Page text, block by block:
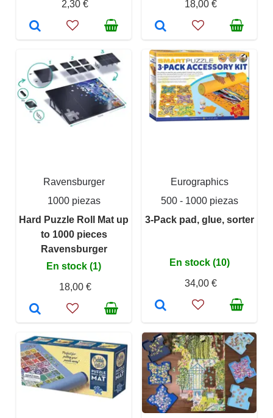
2,30 € 18,00 €
Ravensburger
1000 piezas
Hard Puzzle Roll Mat up
to 1000 pieces
Ravensburger
En stock (1)
18,00 €
Eurographics
500 - 1000 piezas
3-Pack pad, glue, sorter
En stock (10)
34,00 €